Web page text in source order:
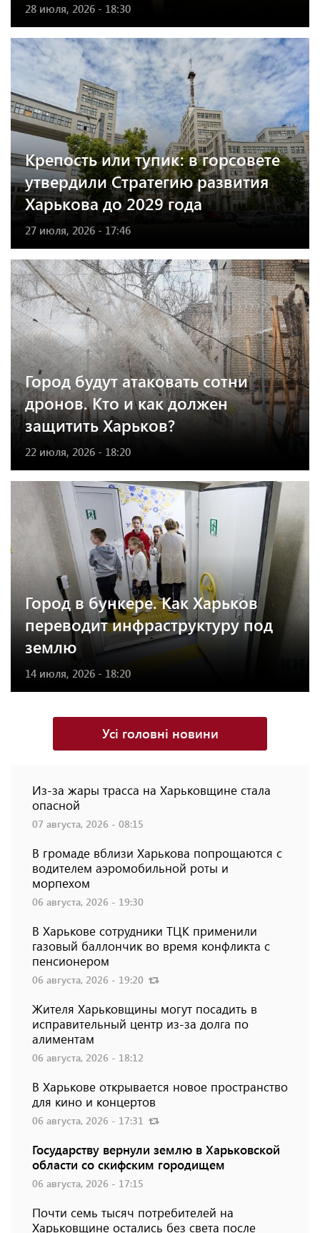
Из-за жары трасса на Харьковщине стала
опасной
07 августа, 2026 - 08:15
В громаде вблизи Харькова попрощаются с
водителем аэромобильной роты и
морпехом
06 августа, 2026 - 19:30
В Харькове сотрудники ТЦК применили
газовый баллончик во время конфликта с
пенсионером
06 августа, 2026 - 19:20
Жителя Харьковщины могут посадить в
исправительный центр из-за долга по
алиментам
06 августа, 2026 - 18:12
В Харькове открывается новое пространство
для кино и концертов
06 августа, 2026 - 17:31
Государству вернули землю в Харьковской
области со скифским городищем
06 августа, 2026 - 17:15
Почти семь тысяч потребителей на
Харьковщине остались без света после
28 июля, 2026 - 18:30
Крепость или тупик: в горсовете
утвердили Стратегию развития
Харькова до 2029 года
27 июля, 2026 - 17:46
Город будут атаковать сотни
дронов. Кто и как должен
защитить Харьков?
22 июля, 2026 - 18:20
Город в бункере. Как Харьков
переводит инфраструктуру под
землю
14 июля, 2026 - 18:20
Усі головні новини